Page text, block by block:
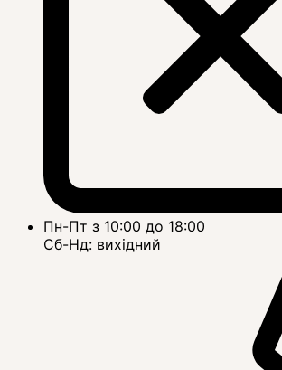
Пн-Пт з 10:00 до 18:00
Сб-Нд: вихідний